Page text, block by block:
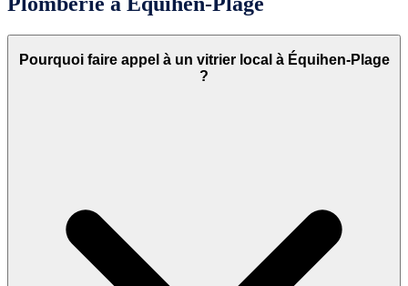
Pourquoi faire appel à un vitrier local à Équihen-Plage
?